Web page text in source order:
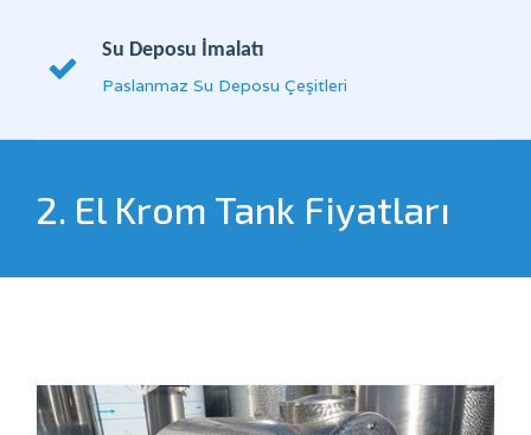
Su Deposu İmalatı
Paslanmaz Su Deposu Çeşitleri
2. El Krom Tank Fiyatları